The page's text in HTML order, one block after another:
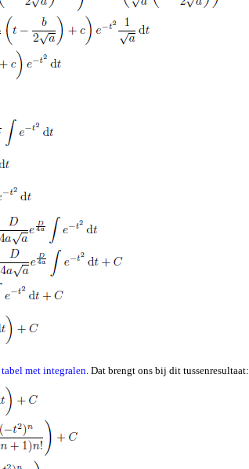
tabel met integralen. Dat brengt ons bij dit tussenresultaat: